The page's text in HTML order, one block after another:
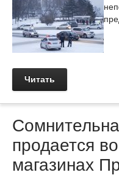
Читать
продается
магазинах